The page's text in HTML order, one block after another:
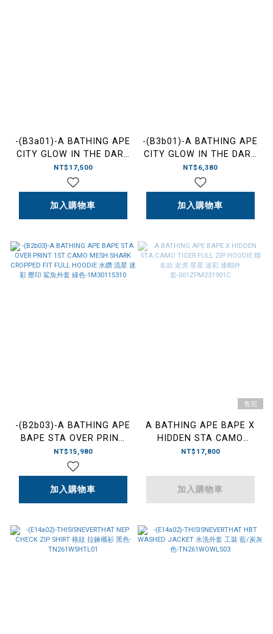
-(B3a01)-A BATHING APE
CITY GLOW IN THE DARK
CAMO SHARK REGULAR
FIT FULL ZIP UP HOODIE
SS26 夜光迷彩 鯊魚外套
黑/白-1M30115302
NT$17,500
加入購物車
-(B3b01)-A BATHING APE
CITY GLOW IN THE DARK
CAMO RHINESTONE
BAPE LOGO TEE 26SS 水
鑽字體 夜光迷彩 短T-
1M30109301
NT$6,380
加入購物車
-(B2b03)-A BATHING APE
BAPE STA OVER PRINT
1ST CAMO MESH SHARK
CROPPED FIT FULL
HOODIE 水鑽 流星 迷彩 壓
印 鯊魚外套 綠
色-1M30115310
NT$15,980
加入購物車
售完
A BATHING APE BAPE X
HIDDEN STA CAMO
TIGER FULL ZIP HOODIE
外套-001ZPM231901C
NT$17,800
加入購物車